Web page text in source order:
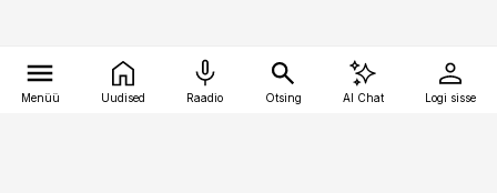
Menüü Uudised Raadio Otsing AI Chat Logi sisse